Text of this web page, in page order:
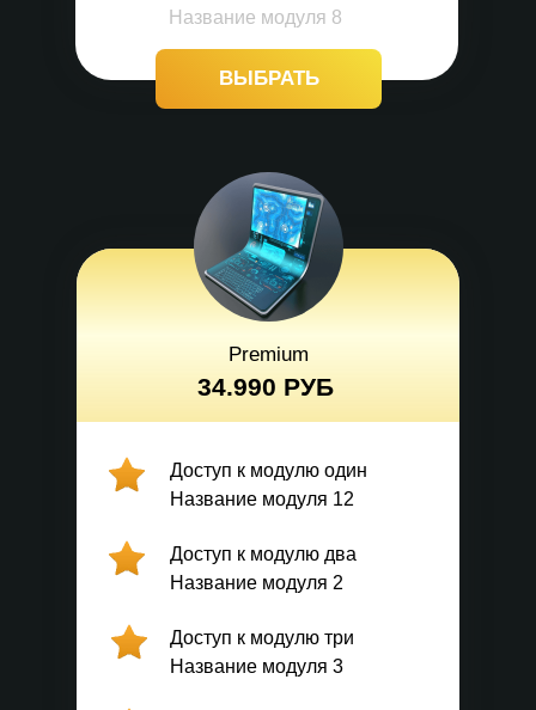
ВЫБРАТЬ
Premium
34.990 РУБ
Доступ к модулю один
Название модуля 12
Доступ к модулю два
Название модуля 2
Доступ к модулю три
Название модуля 3
Название модуля 8